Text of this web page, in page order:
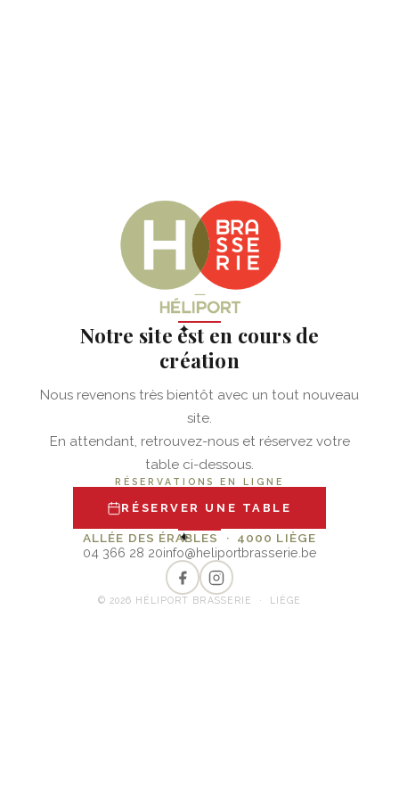
✦
Notre site est en cours de
création
Nous revenons très bientôt avec un tout nouveau
site.
En attendant, retrouvez-nous et réservez votre
table ci-dessous.
RÉSERVATIONS EN LIGNE
RÉSERVER UNE TABLE
✦
ALLÉE DES ÉRABLES · 4000 LIÈGE
04 366 28 20info@heliportbrasserie.be
© 2026 HÉLIPORT BRASSERIE · LIÈGE